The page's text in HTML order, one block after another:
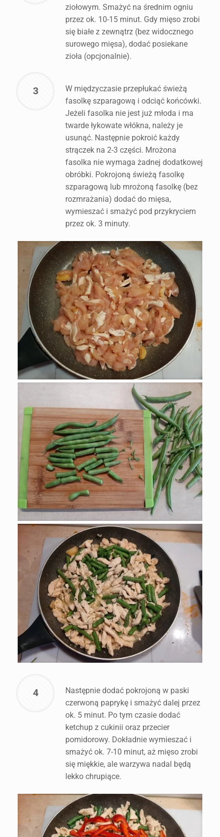
ziołowym. Smażyć na średnim ogniu
przez ok. 10-15 minut. Gdy mięso zrobi
się białe z zewnątrz (bez widocznego
surowego mięsa), dodać posiekane
zioła (opcjonalnie).
3
W międzyczasie przepłukać świeżą
fasolkę szparagową i odciąć końcówki.
Jeżeli fasolka nie jest już młoda i ma
twarde łykowate włókna, należy je
usunąć. Następnie pokroić każdy
strączek na 2-3 części. Mrożona
fasolka nie wymaga żadnej dodatkowej
obróbki. Pokrojoną świeżą fasolkę
szparagową lub mrożoną fasolkę (bez
rozmrażania) dodać do mięsa,
wymieszać i smażyć pod przykryciem
przez ok. 3 minuty.
4
Następnie dodać pokrojoną w paski
czerwoną paprykę i smażyć dalej przez
ok. 5 minut. Po tym czasie dodać
ketchup z cukinii oraz przecier
pomidorowy. Dokładnie wymieszać i
smażyć ok. 7-10 minut, aż mięso zrobi
się miękkie, ale warzywa nadal będą
lekko chrupiące.